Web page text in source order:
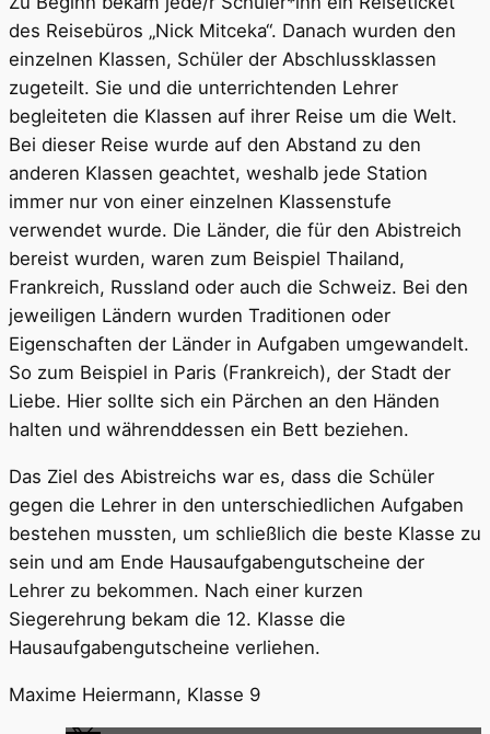
des Reisebüros „Nick Mitceka“. Danach wurden den
einzelnen Klassen, Schüler der Abschlussklassen
zugeteilt. Sie und die unterrichtenden Lehrer
begleiteten die Klassen auf ihrer Reise um die Welt.
Bei dieser Reise wurde auf den Abstand zu den
anderen Klassen geachtet, weshalb jede Station
immer nur von einer einzelnen Klassenstufe
verwendet wurde. Die Länder, die für den Abistreich
bereist wurden, waren zum Beispiel Thailand,
Frankreich, Russland oder auch die Schweiz. Bei den
jeweiligen Ländern wurden Traditionen oder
Eigenschaften der Länder in Aufgaben umgewandelt.
So zum Beispiel in Paris (Frankreich), der Stadt der
Liebe. Hier sollte sich ein Pärchen an den Händen
halten und währenddessen ein Bett beziehen.
Das Ziel des Abistreichs war es, dass die Schüler
gegen die Lehrer in den unterschiedlichen Aufgaben
bestehen mussten, um schließlich die beste Klasse zu
sein und am Ende Hausaufgabengutscheine der
Lehrer zu bekommen. Nach einer kurzen
Siegerehrung bekam die 12. Klasse die
Hausaufgabengutscheine verliehen.
Maxime Heiermann, Klasse 9